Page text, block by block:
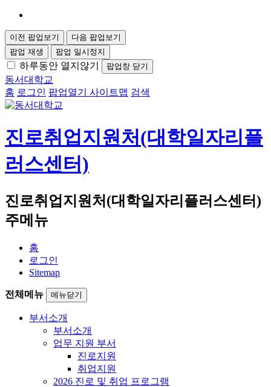
이전 팝업보기
다음 팝업보기
팝업 재생
팝업 일시정지
하루동안 열지않기 팝업창 닫기
동서대학교
홈 로그인 팝업열기 사이트맵 검색
진로취업지원처(대학일자리플
러스센터)
진로취업지원처(대학일자리플러스센터)
주메뉴
홈
로그인
Sitemap
전체메뉴 메뉴닫기
부서소개
부서소개
업무 지원 부서
진로지원
취업지원
2026 진로 및 취업 프로그램